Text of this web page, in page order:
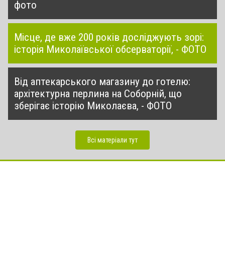
фото
Місце, де вже 200 років досліджують зорі:
історія Миколаївської обсерваторії, - ФОТО
Від аптекарського магазину до готелю:
архітектурна перлина на Соборній, що
зберігає історію Миколаєва, - ФОТО
Всі матеріали тут